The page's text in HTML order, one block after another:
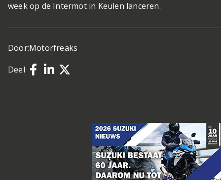
week op de Intermot in Keulen lanceren.
Door:Motorfreaks
Deel